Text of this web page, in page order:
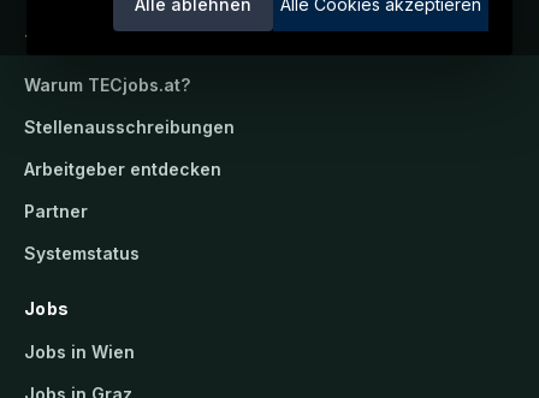
Alle ablehnen Alle Cookies akzeptieren
TECjobs.at
Warum TECjobs.at?
Stellenausschreibungen
Arbeitgeber entdecken
Partner
Systemstatus
Jobs
Jobs in Wien
Jobs in Graz